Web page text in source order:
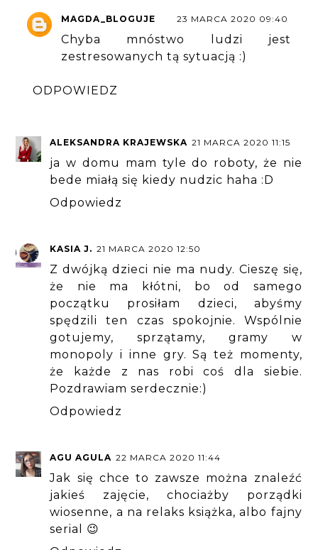
MAGDA_BLOGUJE 23 MARCA 2020 09:40
Chyba mnóstwo ludzi jest
zestresowanych tą sytuacją :)
ODPOWIEDZ
ALEKSANDRA KRAJEWSKA 21 MARCA 2020 11:15
ja w domu mam tyle do roboty, że nie
bede miałą się kiedy nudzic haha :D
Odpowiedz
KASIA J. 21 MARCA 2020 12:50
Z dwójką dzieci nie ma nudy. Cieszę się,
że nie ma kłótni, bo od samego
początku prosiłam dzieci, abyśmy
spędzili ten czas spokojnie. Wspólnie
gotujemy, sprzątamy, gramy w
monopoly i inne gry. Są też momenty,
że każde z nas robi coś dla siebie.
Pozdrawiam serdecznie:)
Odpowiedz
AGU AGULA 22 MARCA 2020 11:44
Jak się chce to zawsze można znaleźć
jakieś zajęcie, chociażby porządki
wiosenne, a na relaks książka, albo fajny
serial 😉